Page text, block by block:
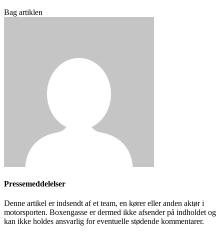
Bag artiklen
Pressemeddelelser
Denne artikel er indsendt af et team, en kører eller anden aktør i
motorsporten. Boxengasse er dermed ikke afsender på indholdet og
kan ikke holdes ansvarlig for eventuelle stødende kommentarer.